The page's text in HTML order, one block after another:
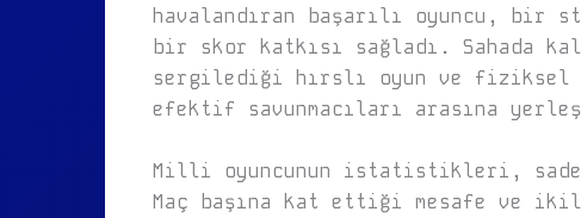
havalandıran başarılı oyuncu, bir
bir skor katkısı sağladı. Sahada
sergilediği hırslı oyun ve fiziksel
efektif savunmacıları arasına
Milli oyuncunun istatistikleri,
Maç başına kat ettiği mesafe ve